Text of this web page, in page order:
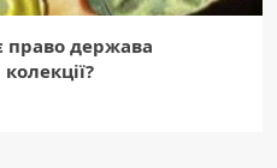
право держава